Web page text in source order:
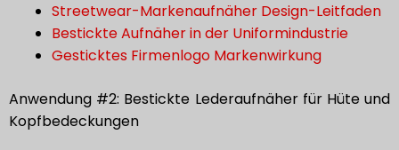
Streetwear-Markenaufnäher Design-Leitfaden
Bestickte Aufnäher in der Uniformindustrie
Gesticktes Firmenlogo Markenwirkung
Anwendung #2: Bestickte Lederaufnäher für Hüte und
Kopfbedeckungen